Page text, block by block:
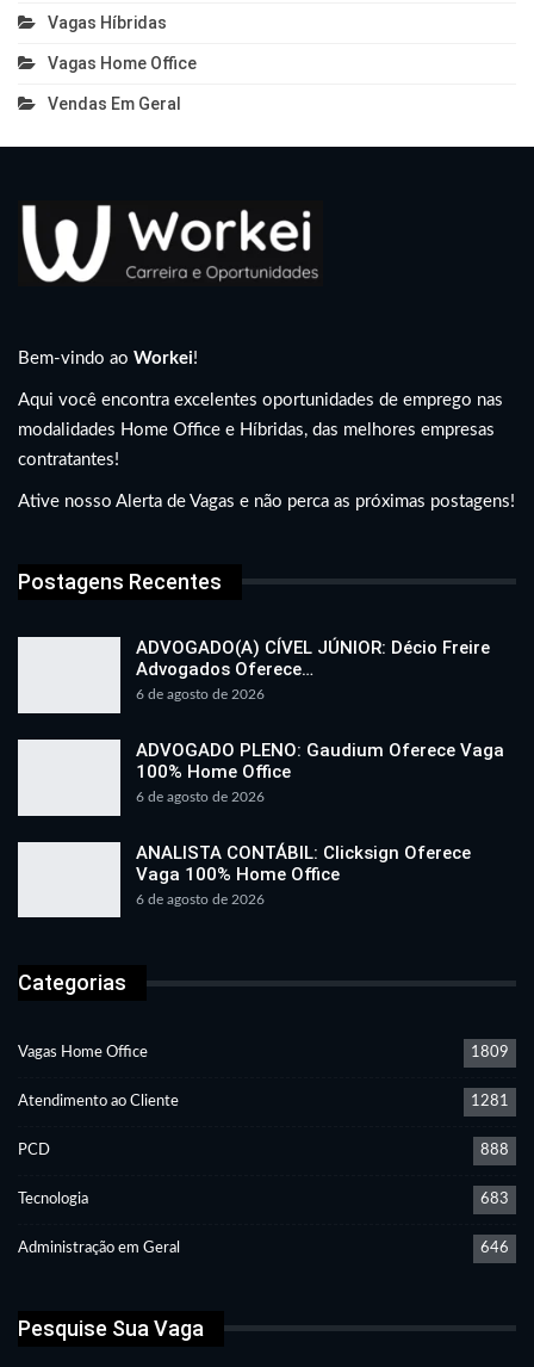
Vagas Híbridas
Vagas Home Office
Vendas Em Geral
Bem-vindo ao Workei!
Aqui você encontra excelentes oportunidades de emprego nas
modalidades Home Office e Híbridas, das melhores empresas
contratantes!
Ative nosso Alerta de Vagas e não perca as próximas postagens!
Postagens Recentes
ADVOGADO(A) CÍVEL JÚNIOR: Décio Freire
Advogados Oferece…
6 de agosto de 2026
ADVOGADO PLENO: Gaudium Oferece Vaga
100% Home Office
6 de agosto de 2026
ANALISTA CONTÁBIL: Clicksign Oferece
Vaga 100% Home Office
6 de agosto de 2026
Categorias
Vagas Home Office 1809
Atendimento ao Cliente 1281
PCD 888
Tecnologia 683
Administração em Geral 646
Pesquise Sua Vaga